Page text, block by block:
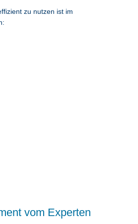
zu nutzen ist im
vom Experten